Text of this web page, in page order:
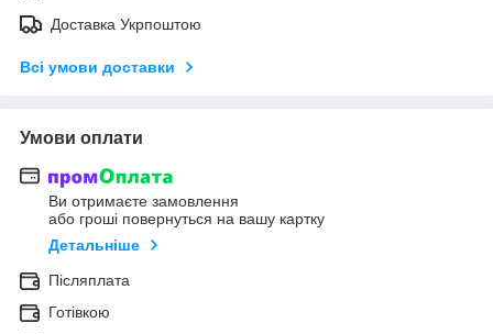
Доставка Укрпоштою
Всі умови доставки
Умови оплати
Ви отримаєте замовлення
або гроші повернуться на вашу картку
Детальніше
Післяплата
Готівкою